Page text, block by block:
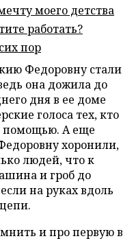
моего детства
работать?
пор
Федоровну стали
она дожила до
дня в ее доме
голоса тех, кто
помощью. А еще
хоронили,
людей, что к
и гроб до
на руках вдоль
и про первую в